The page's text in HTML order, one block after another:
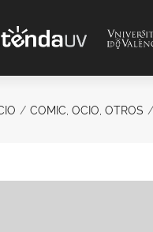
COMIC, OCIO, OTROS